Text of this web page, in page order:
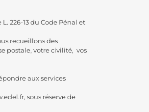
226-13 du Code Pénal et
recueillons des
postale, votre civilité, vos
aux services
sous réserve de